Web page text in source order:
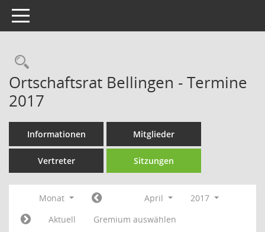
Toggle navigation
Rechercheauswahl
Ortschaftsrat Bellingen - Termine
2017
Informationen Mitglieder
Vertreter Sitzungen
Monat April
2017
Aktuell
Gremium auswählen